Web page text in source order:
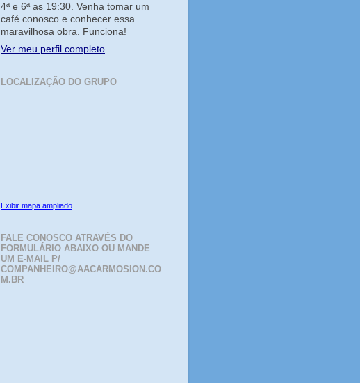
4ª e 6ª as 19:30. Venha tomar um
café conosco e conhecer essa
maravilhosa obra. Funciona!
Ver meu perfil completo
LOCALIZAÇÃO DO GRUPO
Exibir mapa ampliado
FALE CONOSCO ATRAVÉS DO
FORMULÁRIO ABAIXO OU MANDE
UM E-MAIL P/
COMPANHEIRO@AACARMOSION.CO
M.BR